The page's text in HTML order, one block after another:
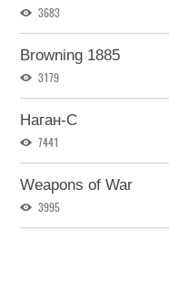
3683
Browning 1885
3179
Наган-С
7441
Weapons of War
3995